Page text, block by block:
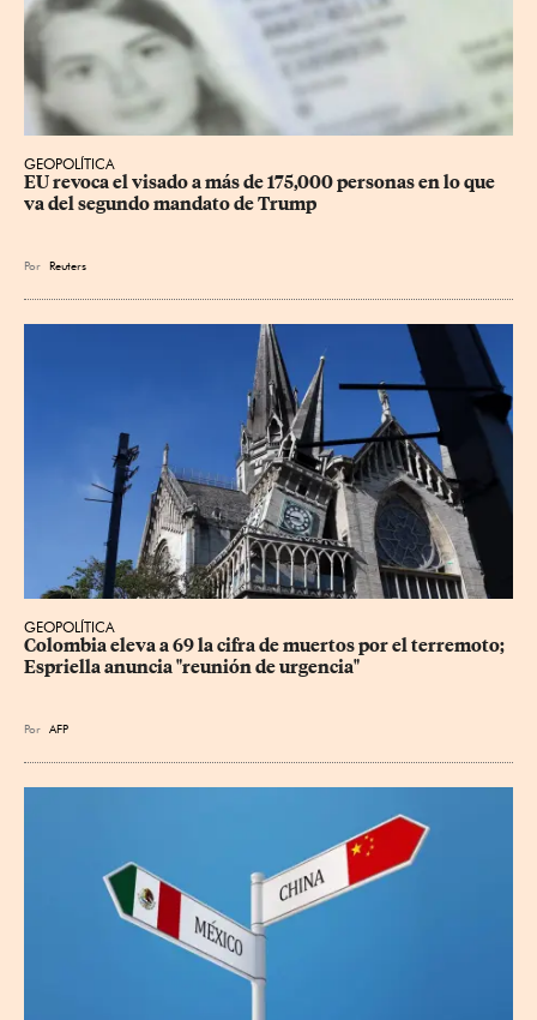
GEOPOLÍTICA
EU revoca el visado a más de 175,000 personas en lo que
va del segundo mandato de Trump
Por Reuters
GEOPOLÍTICA
Colombia eleva a 69 la cifra de muertos por el terremoto;
Espriella anuncia "reunión de urgencia"
Por AFP